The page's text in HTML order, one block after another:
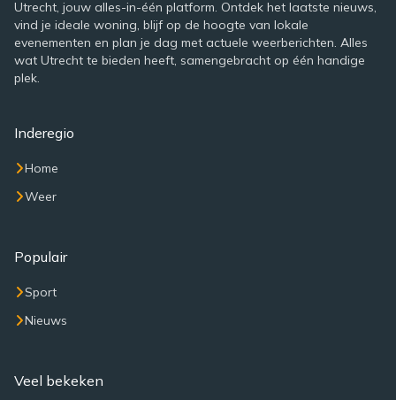
Utrecht, jouw alles-in-één platform. Ontdek het laatste nieuws,
vind je ideale woning, blijf op de hoogte van lokale
evenementen en plan je dag met actuele weerberichten. Alles
wat Utrecht te bieden heeft, samengebracht op één handige
plek.
Inderegio
Home
Weer
Populair
Sport
Nieuws
Veel bekeken